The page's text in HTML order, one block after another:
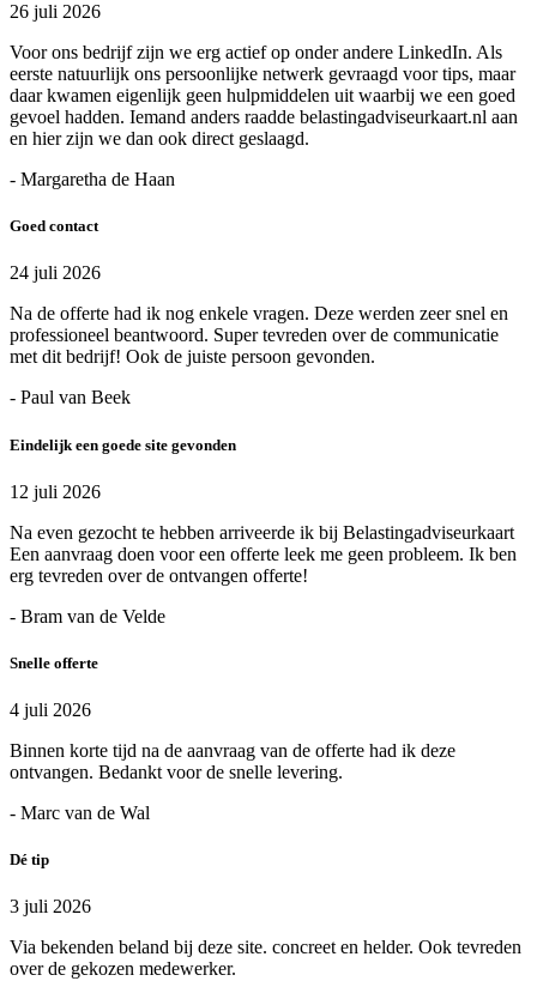
26 juli 2026
Voor ons bedrijf zijn we erg actief op onder andere LinkedIn. Als
eerste natuurlijk ons persoonlijke netwerk gevraagd voor tips, maar
daar kwamen eigenlijk geen hulpmiddelen uit waarbij we een goed
gevoel hadden. Iemand anders raadde belastingadviseurkaart.nl aan
en hier zijn we dan ook direct geslaagd.
- Margaretha de Haan
Goed contact
24 juli 2026
Na de offerte had ik nog enkele vragen. Deze werden zeer snel en
professioneel beantwoord. Super tevreden over de communicatie
met dit bedrijf! Ook de juiste persoon gevonden.
- Paul van Beek
Eindelijk een goede site gevonden
12 juli 2026
Na even gezocht te hebben arriveerde ik bij Belastingadviseurkaart
Een aanvraag doen voor een offerte leek me geen probleem. Ik ben
erg tevreden over de ontvangen offerte!
- Bram van de Velde
Snelle offerte
4 juli 2026
Binnen korte tijd na de aanvraag van de offerte had ik deze
ontvangen. Bedankt voor de snelle levering.
- Marc van de Wal
Dé tip
3 juli 2026
Via bekenden beland bij deze site. concreet en helder. Ook tevreden
over de gekozen medewerker.